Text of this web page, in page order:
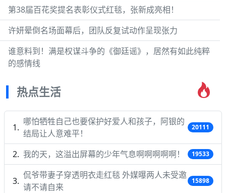
第38届百花奖提名表彰仪式红毯，张新成亮相！
许妍晕倒名场面幕后，团队反复试动作呈现张力
谁意料到！满是权谋斗争的《御廷谣》，居然有如此纯粹
的感情线
热点生活
哪怕牺牲自己也要保护好爱人和孩子，阿银的
结局让人意难平！
20111
我的天，这溢出屏幕的少年气息啊啊啊啊啊！ 19533
侃爷带妻子穿透明衣走红毯 外媒曝两人未受邀
请不请自来
15898